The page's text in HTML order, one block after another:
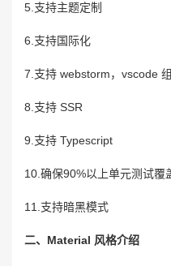
5.支持主题定制
6.支持国际化
7.支持 webstorm，vscode
8.支持 SSR
9.支持 Typescript
10.确保90%以上单元测试覆
11.支持暗黑模式
二、Material 风格介绍